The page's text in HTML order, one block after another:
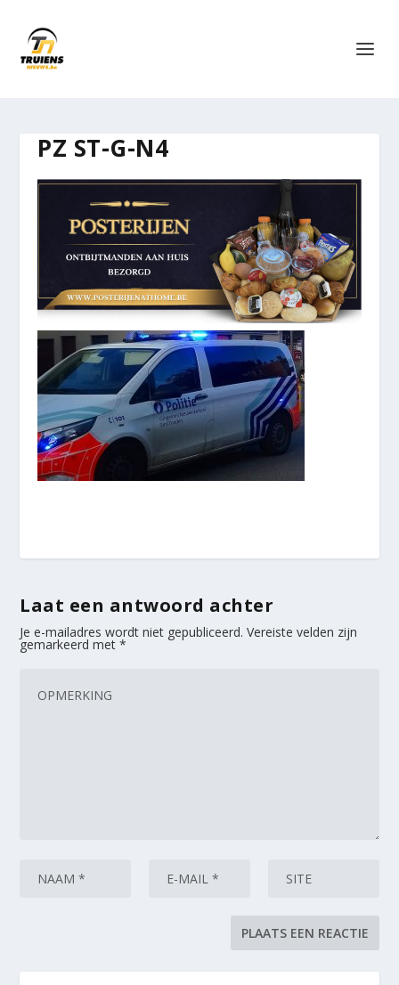
PZ ST-G-N4
Laat een antwoord achter
Je e-mailadres wordt niet gepubliceerd. Vereiste velden zijn
gemarkeerd met*